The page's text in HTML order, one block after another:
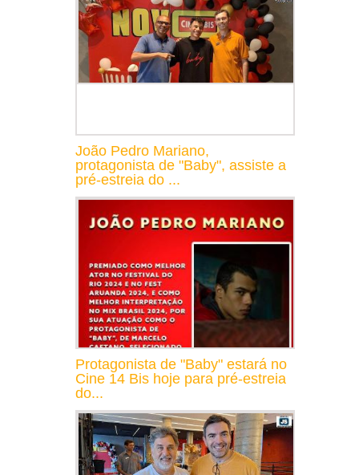
João Pedro Mariano,
protagonista de "Baby", assiste a
pré-estreia do ...
Protagonista de "Baby" estará no
Cine 14 Bis hoje para pré-estreia
do...